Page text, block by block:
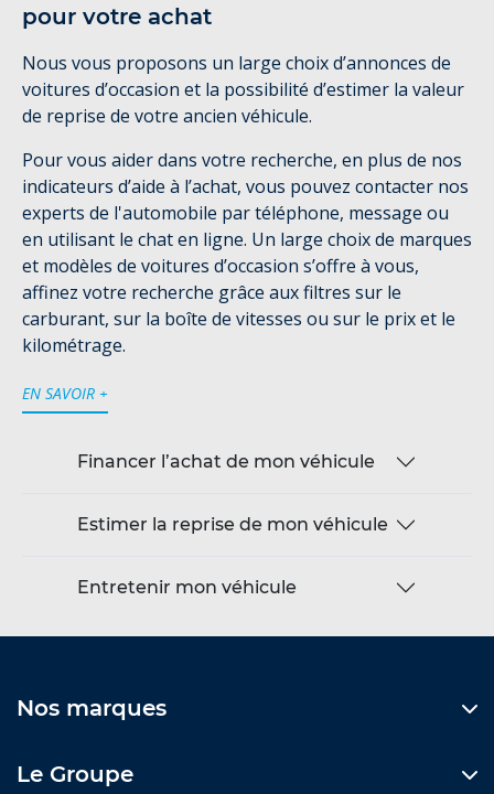
pour votre achat
Nous vous proposons un large choix d’annonces de
voitures d’occasion et la possibilité d’estimer la valeur
de reprise de votre ancien véhicule.
Pour vous aider dans votre recherche, en plus de nos
indicateurs d’aide à l’achat, vous pouvez contacter nos
experts de l'automobile par téléphone, message ou
en utilisant le chat en ligne. Un large choix de marques
et modèles de voitures d’occasion s’offre à vous,
affinez votre recherche grâce aux filtres sur le
carburant, sur la boîte de vitesses ou sur le prix et le
kilométrage.
EN SAVOIR +
Financer l’achat de mon véhicule
Estimer la reprise de mon véhicule
Entretenir mon véhicule
Nos marques
Le Groupe